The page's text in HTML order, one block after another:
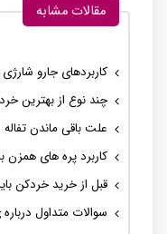
مقالات مشابه
کاربردهای جارو
چند نوع از بهترین
علت باقی ماندن
کاربرد پره های همزن
قبل از خرید خردکن
سوالات متداول